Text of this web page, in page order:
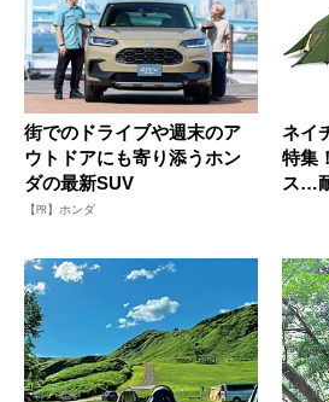
街でのドライブや週末のア
ウトドアにも寄り添うホン
ダの最新SUV
【PR】ホンダ
ネイ
特集
ス…